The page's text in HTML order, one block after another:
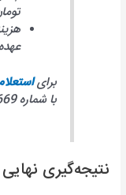
برای
با شماره 57669-021 در تماس باشید.
نتیجه‌گیری نهایی